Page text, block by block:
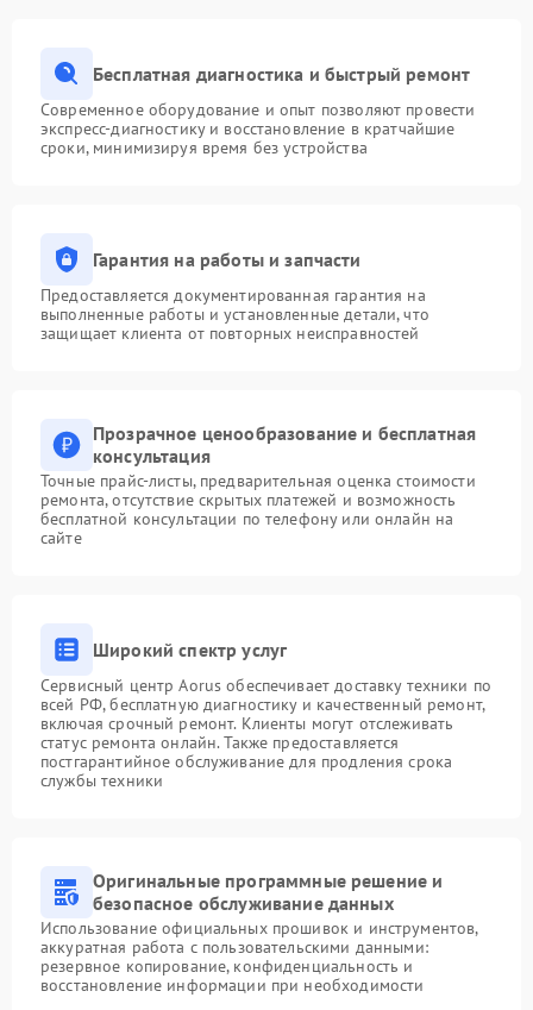
Бесплатная диагностика и быстрый ремонт
Современное оборудование и опыт позволяют провести
экспресс-диагностику и восстановление в кратчайшие
сроки, минимизируя время без устройства
Гарантия на работы и запчасти
Предоставляется документированная гарантия на
выполненные работы и установленные детали, что
защищает клиента от повторных неисправностей
Прозрачное ценообразование и бесплатная
консультация
Точные прайс-листы, предварительная оценка стоимости
ремонта, отсутствие скрытых платежей и возможность
бесплатной консультации по телефону или онлайн на
сайте
Широкий спектр услуг
Сервисный центр Aorus обеспечивает доставку техники по
всей РФ, бесплатную диагностику и качественный ремонт,
включая срочный ремонт. Клиенты могут отслеживать
статус ремонта онлайн. Также предоставляется
постгарантийное обслуживание для продления срока
службы техники
Оригинальные программные решение и
безопасное обслуживание данных
Использование официальных прошивок и инструментов,
аккуратная работа с пользовательскими данными:
резервное копирование, конфиденциальность и
восстановление информации при необходимости